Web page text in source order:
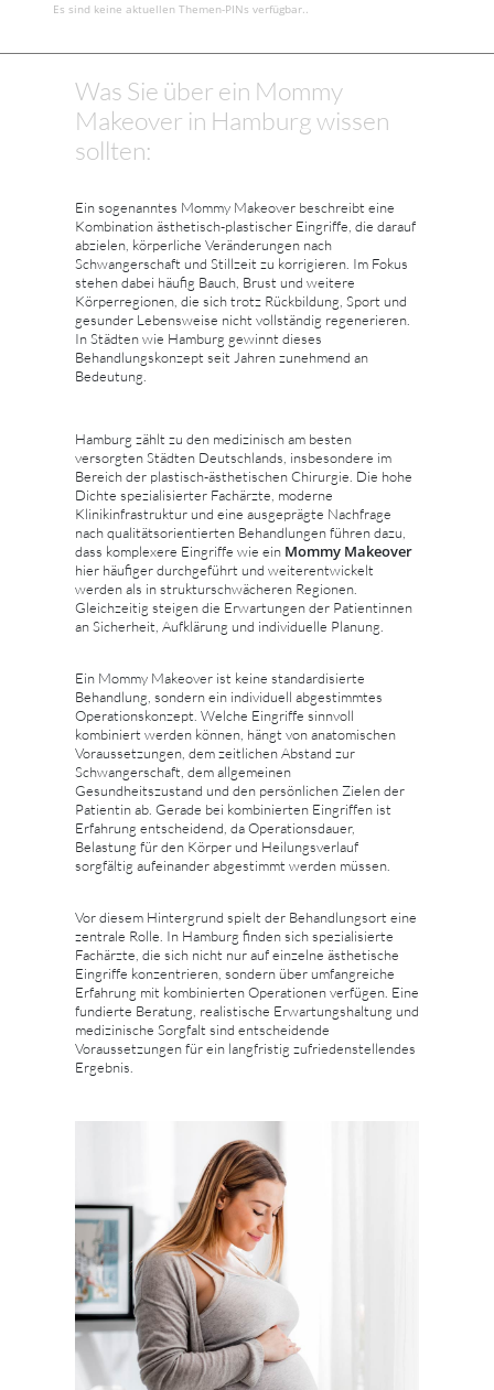
Es sind keine aktuellen Themen-PINs verfügbar..
Was Sie über ein Mommy
Makeover in Hamburg wissen
sollten:
Ein sogenanntes Mommy Makeover beschreibt eine
Kombination ästhetisch-plastischer Eingriffe, die darauf
abzielen, körperliche Veränderungen nach
Schwangerschaft und Stillzeit zu korrigieren. Im Fokus
stehen dabei häufig Bauch, Brust und weitere
Körperregionen, die sich trotz Rückbildung, Sport und
gesunder Lebensweise nicht vollständig regenerieren.
In Städten wie Hamburg gewinnt dieses
Behandlungskonzept seit Jahren zunehmend an
Bedeutung.
Hamburg zählt zu den medizinisch am besten
versorgten Städten Deutschlands, insbesondere im
Bereich der plastisch-ästhetischen Chirurgie. Die hohe
Dichte spezialisierter Fachärzte, moderne
Klinikinfrastruktur und eine ausgeprägte Nachfrage
nach qualitätsorientierten Behandlungen führen dazu,
dass komplexere Eingriffe wie ein Mommy Makeover
hier häufiger durchgeführt und weiterentwickelt
werden als in strukturschwächeren Regionen.
Gleichzeitig steigen die Erwartungen der Patientinnen
an Sicherheit, Aufklärung und individuelle Planung.
Ein Mommy Makeover ist keine standardisierte
Behandlung, sondern ein individuell abgestimmtes
Operationskonzept. Welche Eingriffe sinnvoll
kombiniert werden können, hängt von anatomischen
Voraussetzungen, dem zeitlichen Abstand zur
Schwangerschaft, dem allgemeinen
Gesundheitszustand und den persönlichen Zielen der
Patientin ab. Gerade bei kombinierten Eingriffen ist
Erfahrung entscheidend, da Operationsdauer,
Belastung für den Körper und Heilungsverlauf
sorgfältig aufeinander abgestimmt werden müssen.
Vor diesem Hintergrund spielt der Behandlungsort eine
zentrale Rolle. In Hamburg finden sich spezialisierte
Fachärzte, die sich nicht nur auf einzelne ästhetische
Eingriffe konzentrieren, sondern über umfangreiche
Erfahrung mit kombinierten Operationen verfügen. Eine
fundierte Beratung, realistische Erwartungshaltung und
medizinische Sorgfalt sind entscheidende
Voraussetzungen für ein langfristig zufriedenstellendes
Ergebnis.